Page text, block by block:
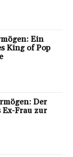
Ein
King of Pop
Der
Ex-Frau zur